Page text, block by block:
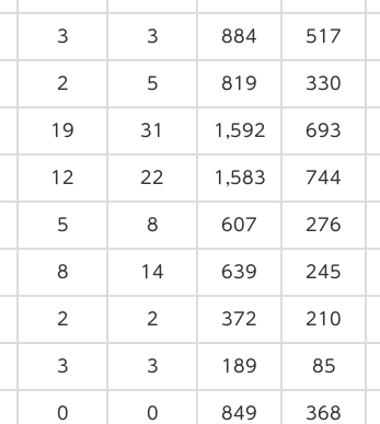
3 3 884 517
2 5 819 330
19 31 1,592 693
12 22 1,583 744
5 8 607 276
8 14 639 245
2 2 372 210
3 3 189 85
0 0 849 368